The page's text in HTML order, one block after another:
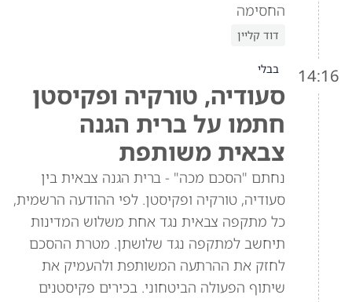
החסימה
דוד קליין
14:16 בבלי
סעודיה, טורקיה ופקיסטן
חתמו על ברית הגנה
צבאית משותפת
נחתם "הסכם מכה" - ברית הגנה צבאית בין
סעודיה, טורקיה ופקיסטן. לפי ההודעה הרשמית,
כל מתקפה צבאית נגד אחת משלוש המדינות
תיחשב למתקפה נגד שלושתן. מטרת ההסכם
לחזק את ההרתעה המשותפת ולהעמיק את
שיתוף הפעולה הביטחוני. בכירים פקיסטנים